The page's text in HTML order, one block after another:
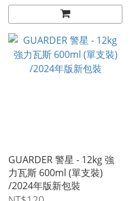
GUARDER 警星 - 12kg 強
力瓦斯 600ml (單支裝)
/2024年版新包裝